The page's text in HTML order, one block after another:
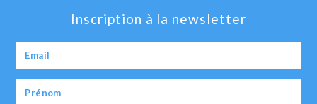
Inscription à la newsletter